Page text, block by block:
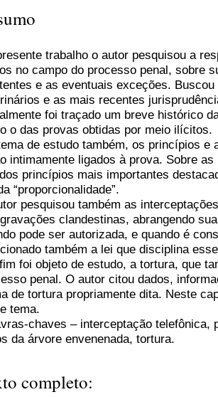
trabalho o autor pesquisou a
no campo do processo penal, sobre
e as eventuais exceções.
e as mais recentes
foi traçado um breve histórico
o das provas obtidas por meio ilícitos.
de estudo também, os princípios e
intimamente ligados à prova. Sobre
princípios mais importantes
“proporcionalidade”.
pesquisou também as
clandestinas, abrangendo
pode ser autorizada, e quando é
também a lei que disciplina
foi objeto de estudo, a tortura, que
penal. O autor citou dados,
de tortura propriamente dita. Neste
tema.
chaves – interceptação
da árvore envenenada, tortura.
completo: